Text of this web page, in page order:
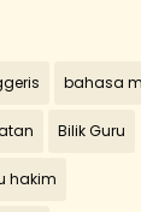
bahasa
Bilik Guru
hakim